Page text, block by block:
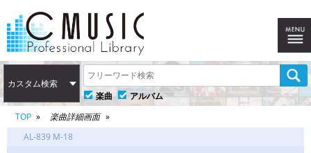
カスタム検索
楽曲
アルバム
TOP
楽曲詳細画面
AL-839 M-18